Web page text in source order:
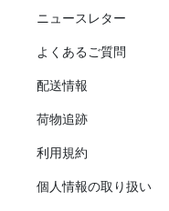
ニュースレター
よくあるご質問
配送情報
荷物追跡
利用規約
個人情報の取り扱い